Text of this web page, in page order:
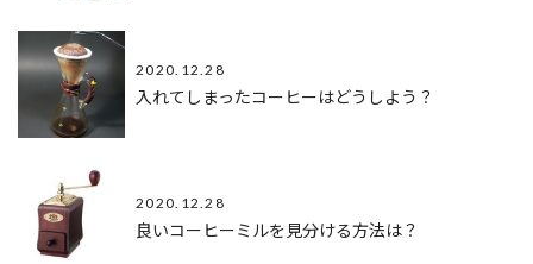
2020.12.28
入れてしまったコーヒーはどうしよう？
2020.12.28
良いコーヒーミルを見分ける方法は？